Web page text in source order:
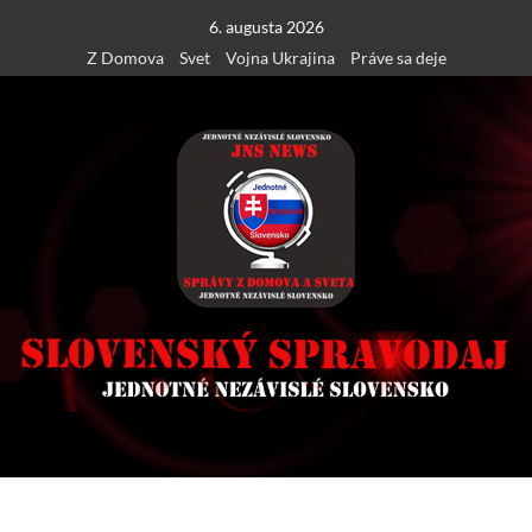
content
6. augusta 2026
Z Domova
Svet Vojna Ukrajina Práve sa deje